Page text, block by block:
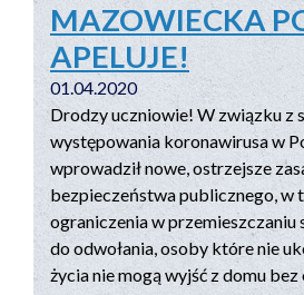
MAZOWIECKA
APELUJE!
01.04.2020
Drodzy uczniowie! W związku z
występowania koronawirusa w
wprowadził nowe, ostrzejsze
bezpieczeństwa publicznego, w
ograniczenia w przemieszczaniu
do odwołania, osoby które nie
życia nie mogą wyjść z domu